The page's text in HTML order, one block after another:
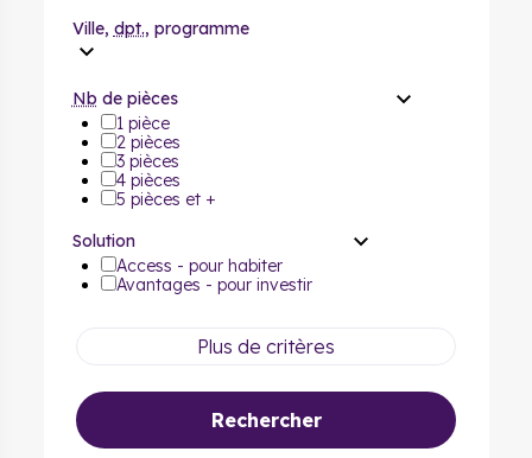
Ville, dpt., programme
Nb de pièces
1 pièce
2 pièces
3 pièces
4 pièces
5 pièces et +
Solution
Access - pour habiter
Avantages - pour investir
Plus de critères
Rechercher